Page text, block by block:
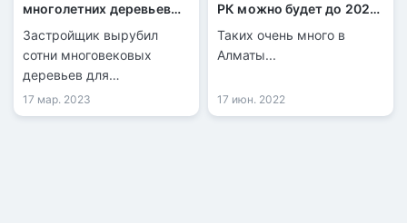
многолетних деревьев
ради постройки ЖК
Застройщик вырубил
сотни многовековых
деревьев для
строительства и местные
жители забили тревогу.
17 мар. 2023
РК можно будет до 2027
года
Таких очень много в
Алматы...
17 июн. 2022